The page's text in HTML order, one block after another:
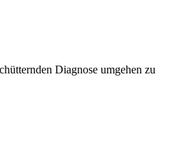
Diagnose umgehen zu